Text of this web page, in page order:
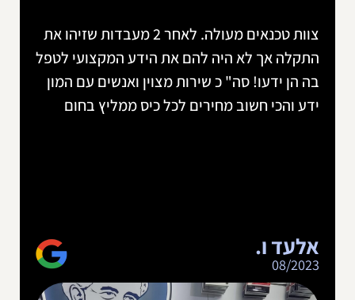
צוות טכנאים מעולה. לאחר 2 מעבדות שזיהו את
התקלה אך לא היה להם את הידע המקצועי לטפל
בה הן ידעו! סה" כ שירות מצוין ואנשים עם המון
ידע והכי חשוב מחירים לכל כיס ממליץ בחום
אלעד ו.
08/2023